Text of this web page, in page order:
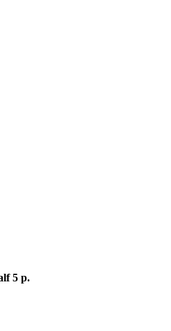
5 p.